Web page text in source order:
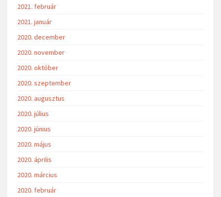
2021. február
2021. január
2020. december
2020. november
2020. október
2020. szeptember
2020. augusztus
2020. július
2020. június
2020. május
2020. április
2020. március
2020. február